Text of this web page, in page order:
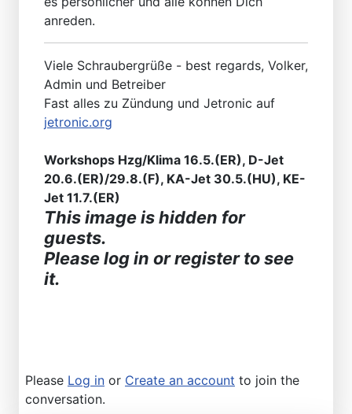
anreden.
Viele Schraubergrüße - best regards, Volker,
Admin und Betreiber
Fast alles zu Zündung und Jetronic auf
jetronic.org
Workshops Hzg/Klima 16.5.(ER), D-Jet
20.6.(ER)/29.8.(F), KA-Jet 30.5.(HU), KE-
Jet 11.7.(ER)
This image is hidden for
guests.
Please log in or register to see
it.
Please Log in or Create an account to join the
conversation.